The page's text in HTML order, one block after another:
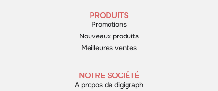
PRODUITS
Promotions
Nouveaux produits
Meilleures ventes
NOTRE SOCIÉTÉ
A propos de digigraph